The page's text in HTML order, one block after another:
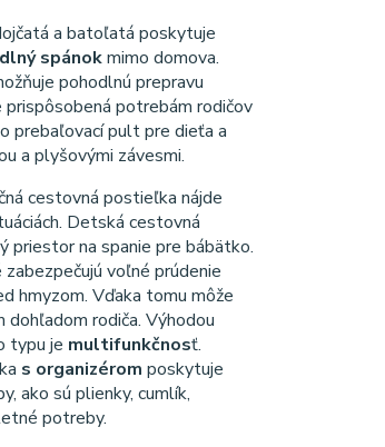
a batoľatá poskytuje
spánokmimo domova.
pohodlnú prepravu
potrebám rodičov
prebaľovací pult pre dieťa a
a plyšovými závesmi.
cestovná postieľka nájde
Detská cestovná
priestor na spanie pre bábätko.
voľné prúdenie
hmyzom. Vďaka tomu môže
rodiča. Výhodou
typu je multifunkčnosť.
s organizérom poskytuje
ako sú plienky, cumlík,
potreby.